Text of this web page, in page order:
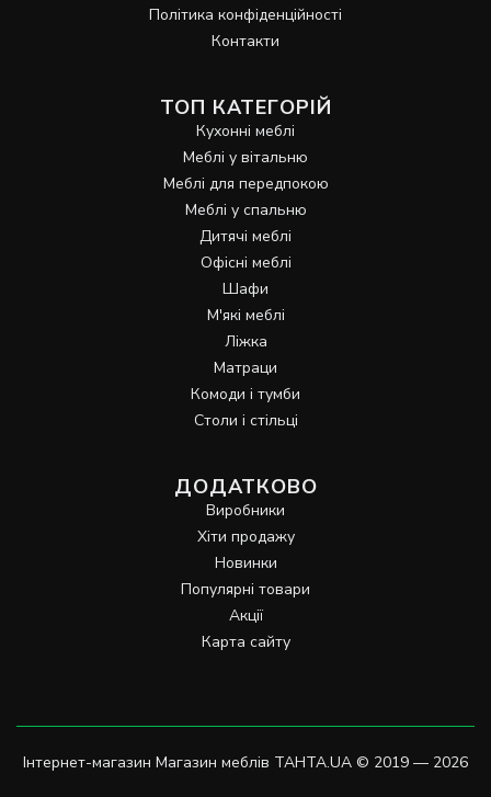
Політика конфіденційності
Контакти
ТОП КАТЕГОРІЙ
Кухонні меблі
Меблі у вітальню
Меблі для передпокою
Меблі у спальню
Дитячі меблі
Офісні меблі
Шафи
М'які меблі
Ліжка
Матраци
Комоди і тумби
Столи і стільці
ДОДАТКОВО
Виробники
Хіти продажу
Новинки
Популярні товари
Акції
Карта сайту
Інтернет-магазин Магазин меблів TAHTA.UA © 2019 — 2026